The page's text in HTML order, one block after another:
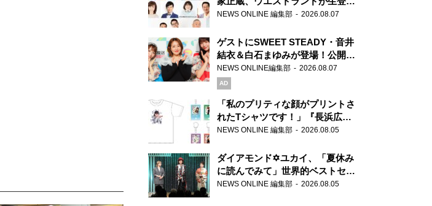
場！『ラジオビバリー昼ズ』
NEWS ONLINE 編集部 2026.08.07
ゲストにSWEET STEADY・音井
結衣＆白石まゆみが登場！公開収
録で素顔全開！
NEWS ONLINE編集部 2026.08.07
AD
「私のプリティな顔がプリントさ
れたTシャツです！」『長浜広奈
天下無双』初の番組グッズ発売
NEWS ONLINE 編集部 2026.08.05
ダイアモンド✡ユカイ、「夏休み
に読んでみて」世界的ベストセラ
ー『アナスタシア』を紹介
NEWS ONLINE 編集部 2026.08.05